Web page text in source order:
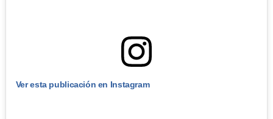
Ver esta publicación en Instagram